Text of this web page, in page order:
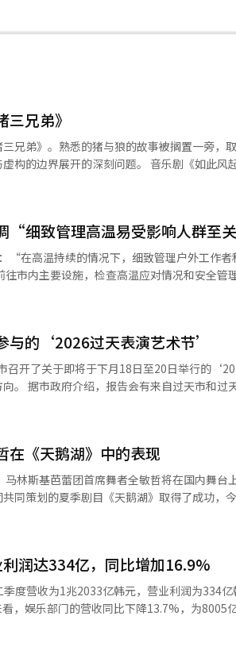
兄弟》
兄弟》。熟悉的猪与狼的故事被搁置一旁，
乐剧《如此风起，我吃掉了两个兄弟》将于8月15日至
李哈娜担任导演、音乐总监和作曲，李汉和
作是引导新故事的工具。他在8月3日的记者见
一起吃鸡肉聊天，并不意味着鸡肉是重要的
物更容易被我们相信的东西所驱动。恐惧、
行为，有时甚至比现实更具力量。”这通过“狼”这
囱进来的狼。狼的肚子里有第一和第二只猪
重复和传染，三兄弟逐渐混合在一起。 养育两名两岁和六岁孩子
的灵感。“我的大儿子看到我从洗衣机里拿
有相互学习的地方，因此将这一点反映在空间设计和
品）。如果太过精细，就像剔除辣椒酱一样，在排
S剧场举行。
“细致管理高温易受影响人群至
“在高温持续的情况下，细致管理户外工作
相关疾病及各种安全事故，保护户外工作者和流
吁遵守安全规程。 随后，他检查了流动劳动者休息场所的空调设
暴露在高温下的流动劳动者能够安全、舒适地休息。 在加
管理体系，确保市民能够安心享受夏季活动。 现场的市民表
查现场的安全情况，感觉很安心”，“行政工
看孩子们使用的设施，让我感到放心。”对此
一步加强现场
与的‘2026过天表演艺术节’
召开了关于即将于下月18日至20日举行的
日总监、过
节目和场地构成、运营计划，并收集市民意
划比去年
者，并于9月19日举行连接中
原有的‘市民欢庆会’将改为‘过天集会秀’，扩
方艺术界呼吁持续扩大地方艺术家的参与机会，以使
的盛会，与会者们也表达了希望将其发展为代表
在扩大表演内容和市民参与程序，以提高节
能够安心享受。”※ 本报道经人工智能（AI）
在《天鹅湖》中的表现
同策划的夏季剧目《天鹅湖》取得了成功，
表示：“我觉得可
出
体会到情感的重要性，因此努力去快速掌握。” 即使是同
。“在称呼‘你’的动作中，速度和力量就足以解释
时间都待在练习室，而在俄罗斯圣彼得堡，
每次看这部作品，我都
润达334亿，同比增加16.9%
度营收为1兆2033亿韩元，营业利润为334
，娱乐部门的营收同比下降13.7%，为8005
善了盈利能力。电商部门的营收同比增长